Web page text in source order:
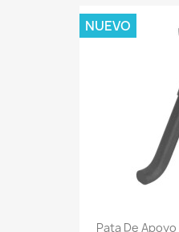
Pata De
NUEVO